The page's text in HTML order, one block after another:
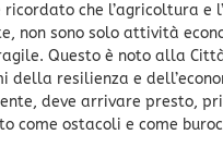
che l’agricoltura
non sono solo attività
Questo è noto alla
resilienza e
deve arrivare presto,
come ostacoli e come